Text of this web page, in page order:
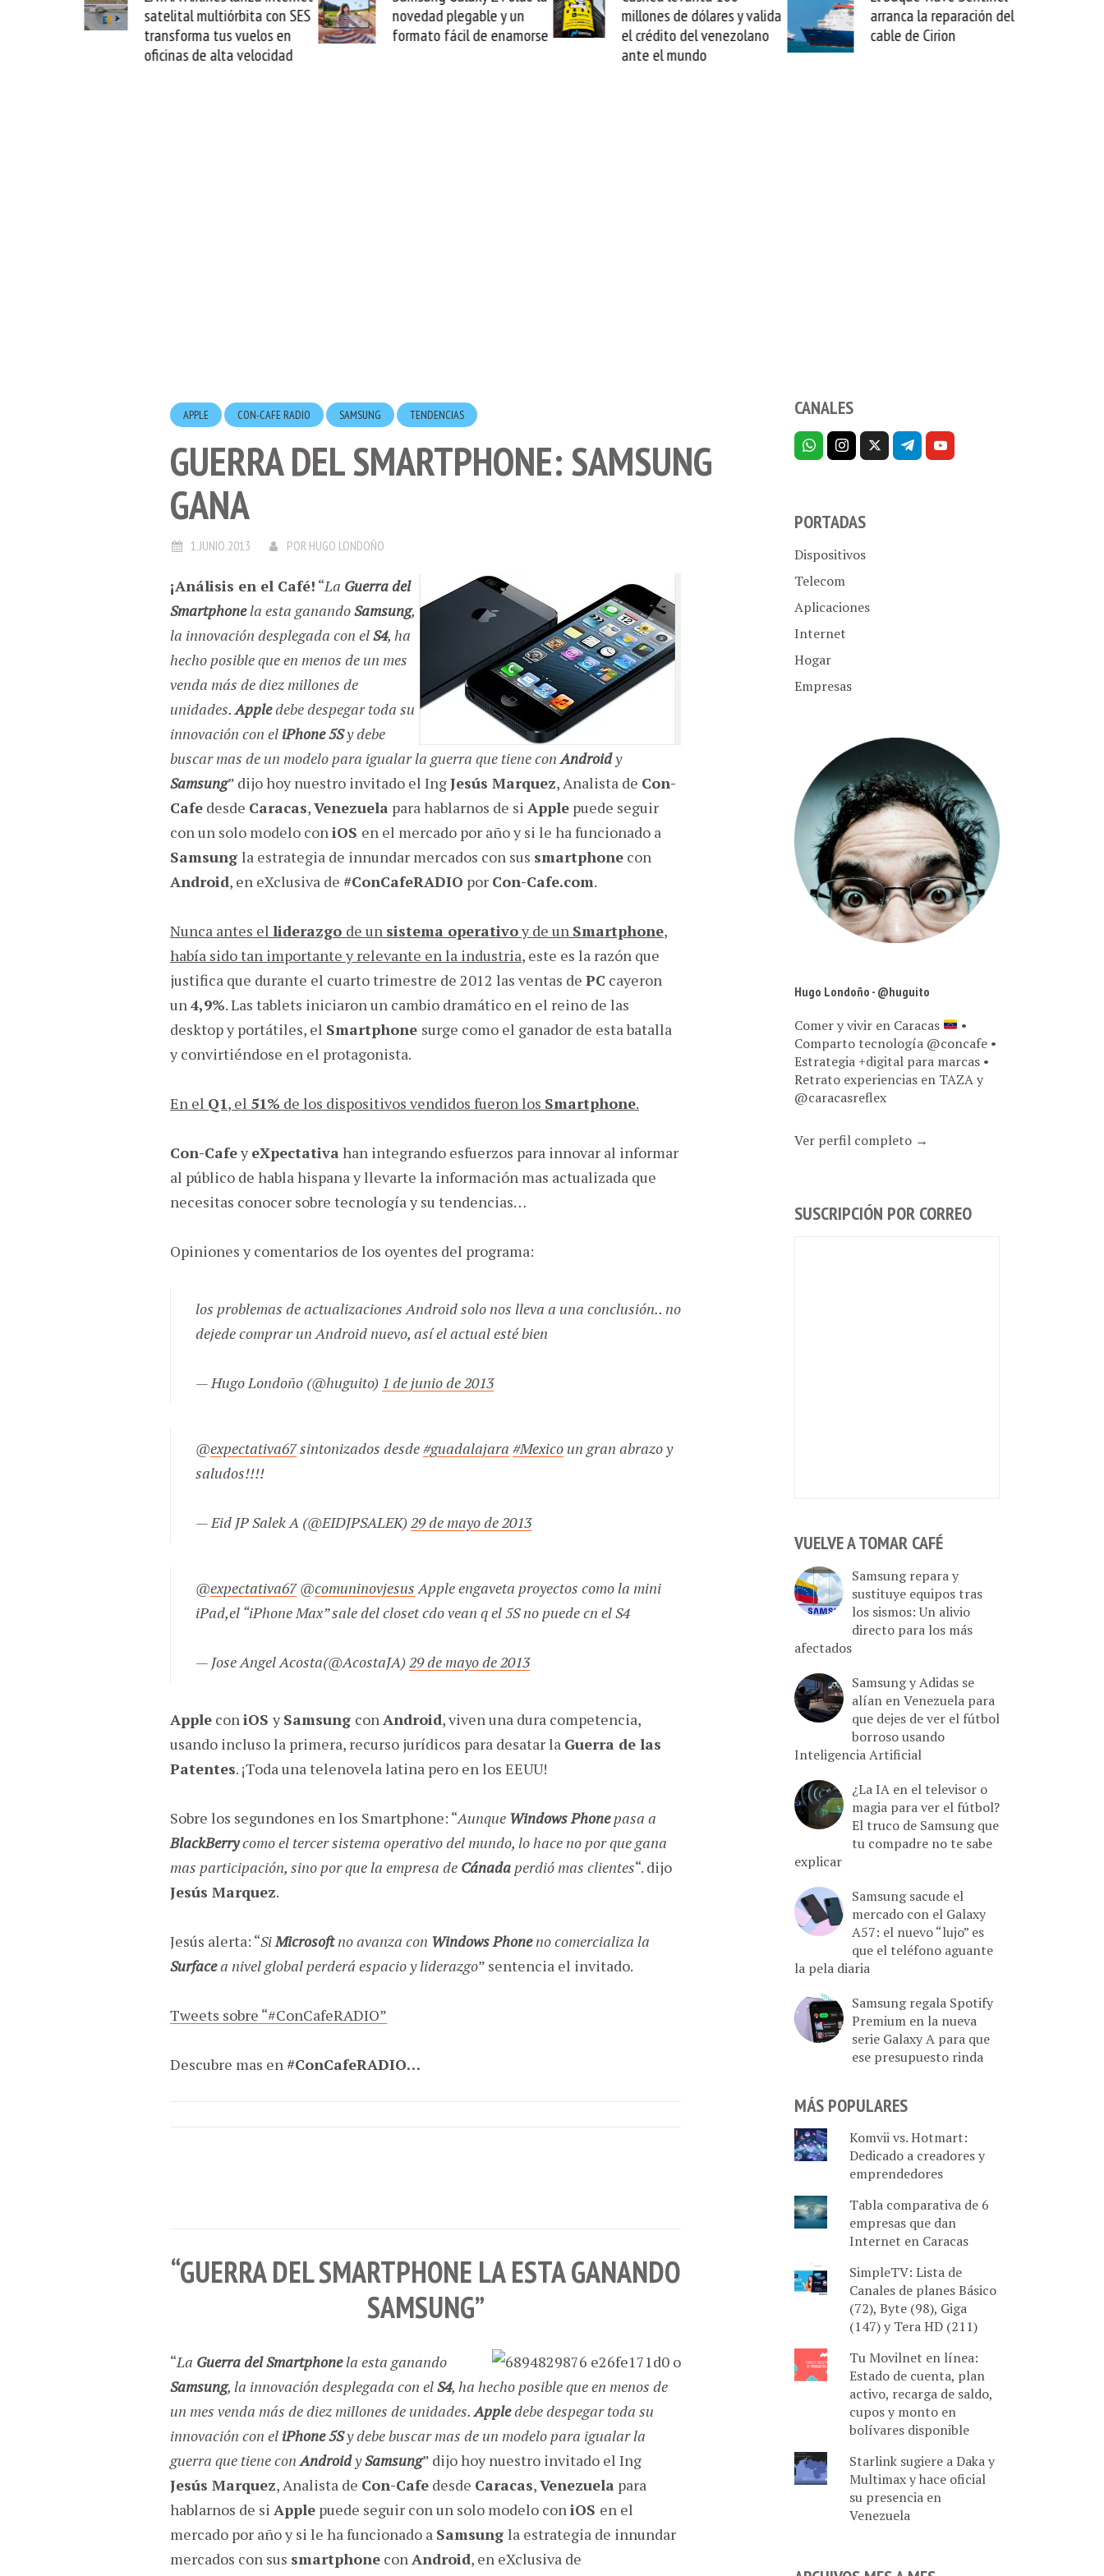
satelital multiórbita con SES
transforma tus vuelos en
oficinas de alta velocidad
novedad plegable y un
formato fácil de enamorse
millones de dólares y valida
el crédito del venezolano
ante el mundo
arranca la reparación del
cable de Cirion
APPLE CON-CAFE RADIO SAMSUNG TENDENCIAS
GUERRA DEL SMARTPHONE: SAMSUNG
GANA
1.JUNIO.2013 POR HUGO LONDOÑO
¡Análisis en el Café! “La Guerra del
Smartphonela esta ganandoSamsung,
la innovación desplegada con elS4, ha
hecho posible que en menos de un mes
venda más de diez millones de
unidades.Appledebe despegar toda su
innovación con el iPhone 5Sy debe
buscar mas de un modelo para igualar la guerra que tiene conAndroidy
Samsung” dijo hoy nuestro invitado el IngJesús Marquez, Analista de Con-
Cafe desde Caracas,Venezuela para hablarnos de si Apple puede seguir
con un solo modelo coniOS en el mercado por año y si le ha funcionado a
Samsung la estrategia de innundar mercados con sus smartphone con
Android, en eXclusiva de #ConCafeRADIO por Con-Cafe.com.
Nunca antes el liderazgo de un sistema operativoy de un Smartphone,
había sido tan importante y relevante en la industria, este es la razón que
justifica que durante el cuarto trimestre de 2012 las ventas de PC cayeron
un4,9%. Las tablets iniciaron un cambio dramático en el reino de las
desktop y portátiles, el Smartphone surge como el ganador de esta batalla
y convirtiéndose en el protagonista.
En el Q1, el 51% de los dispositivos vendidos fueron los Smartphone.
Con-CafeyeXpectativa han integrando esfuerzos para innovar al informar
al público de habla hispana y llevarte la información mas actualizada que
necesitas conocer sobre tecnología y su tendencias…
Opiniones y comentarios de los oyentes del programa:
los problemas de actualizaciones Android solo nos lleva a una conclusión.. no
dejede comprar un Android nuevo, así el actual esté bien
— Hugo Londoño (@huguito) 1 de junio de 2013
@expectativa67sintonizados desde#guadalajara #Mexico un gran abrazo y
saludos!!!!
— Eid JP Salek A (@EIDJPSALEK)29 de mayo de 2013
@expectativa67@comuninovjesusApple engaveta proyectos como la mini
iPad,el “iPhone Max” sale del closet cdo vean q el 5S no puede cn el S4
— Jose Angel Acosta(@AcostaJA)29 de mayo de 2013
Apple coniOS ySamsung conAndroid, viven una dura competencia,
usando incluso la primera, recurso jurídicos para desatar la Guerra de las
Patentes. ¡Toda una telenovela latina pero en los EEUU!
Sobre los segundones en los Smartphone: “Aunque Windows Phonepasa a
BlackBerrycomo el tercer sistema operativo del mundo, lo hace no por que gana
mas participación, sino por que la empresa de Cánada perdió mas clientes“. dijo
Jesús Marquez.
Jesús alerta: “SiMicrosoftno avanza con Windows Phoneno comercializa la
Surfacea nivel global perderá espacio y liderazgo” sentencia el invitado.
Tweets sobre “#ConCafeRADIO”
Descubre mas en #ConCafeRADIO…
“GUERRA DEL SMARTPHONE LA ESTA GANANDO
SAMSUNG”
“La Guerra del Smartphonela esta ganando
Samsung, la innovación desplegada con elS4, ha hecho posible que en menos de
un mes venda más de diez millones de unidades.Appledebe despegar toda su
innovación con el iPhone 5Sy debe buscar mas de un modelo para igualar la
guerra que tiene conAndroidySamsung” dijo hoy nuestro invitado el Ing
Jesús Marquez, Analista de Con-Cafe desde Caracas,Venezuela para
hablarnos de si Apple puede seguir con un solo modelo coniOS en el
mercado por año y si le ha funcionado a Samsung la estrategia de innundar
mercados con sus smartphone conAndroid, en eXclusiva de
CANALES
PORTADAS
Dispositivos
Telecom
Aplicaciones
Internet
Hogar
Empresas
Hugo Londoño - @huguito
Comer y vivir en Caracas
•
Comparto tecnología @concafe •
Estrategia +digital para marcas •
Retrato experiencias en TAZA y
@caracasreflex
Ver perfil completo →
SUSCRIPCIÓN POR CORREO
VUELVE A TOMAR CAFÉ
Samsung repara y
sustituye equipos tras
los sismos: Un alivio
directo para los más
afectados
Samsung y Adidas se
alían en Venezuela para
que dejes de ver el fútbol
borroso usando
Inteligencia Artificial
¿La IA en el televisor o
magia para ver el fútbol?
El truco de Samsung que
tu compadre no te sabe
explicar
Samsung sacude el
mercado con el Galaxy
A57: el nuevo “lujo” es
que el teléfono aguante
la pela diaria
Samsung regala Spotify
Premium en la nueva
serie Galaxy A para que
ese presupuesto rinda
MÁS POPULARES
Komvii vs. Hotmart:
Dedicado a creadores y
emprendedores
Tabla comparativa de 6
empresas que dan
Internet en Caracas
SimpleTV: Lista de
Canales de planes Básico
(72), Byte (98), Giga
(147) y Tera HD (211)
Tu Movilnet en línea:
Estado de cuenta, plan
activo, recarga de saldo,
cupos y monto en
bolívares disponible
Starlink sugiere a Daka y
Multimax y hace oficial
su presencia en
Venezuela